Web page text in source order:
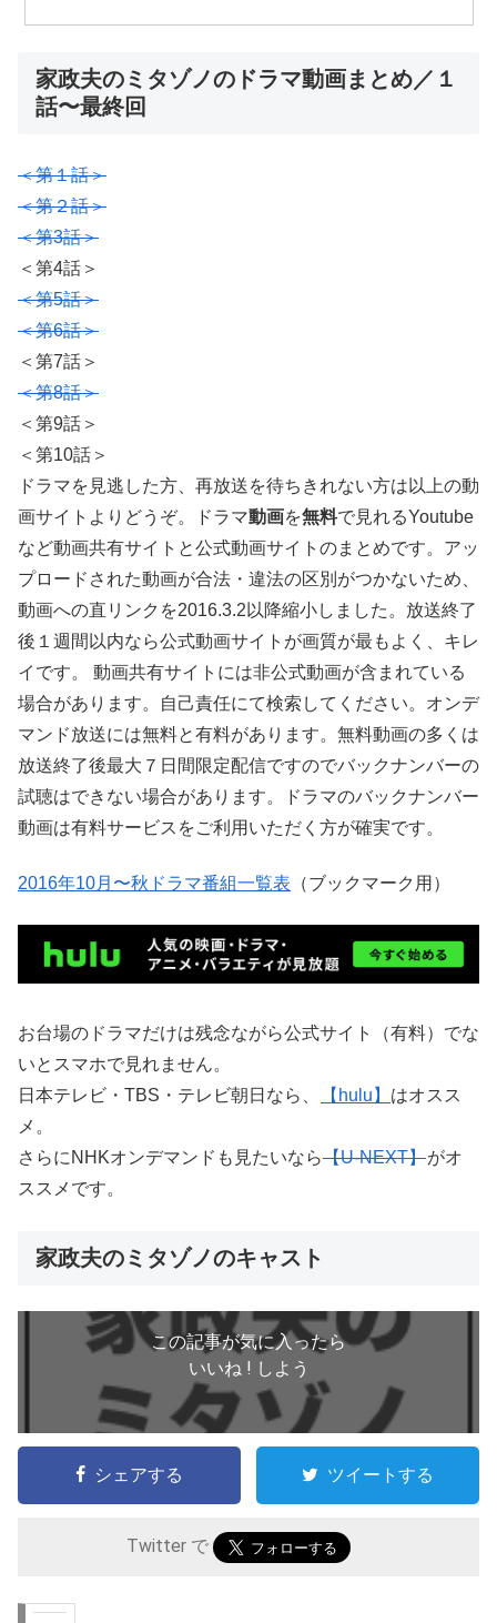
家政夫のミタゾノのドラマ動画まとめ／１
話〜最終回
＜第１話＞
＜第２話＞
＜第3話＞
＜第4話＞
＜第5話＞
＜第6話＞
＜第7話＞
＜第8話＞
＜第9話＞
＜第10話＞
ドラマを見逃した方、再放送を待ちきれない方は以上の動
画サイトよりどうぞ。ドラマ動画を無料で見れるYoutube
など動画共有サイトと公式動画サイトのまとめです。アッ
プロードされた動画が合法・違法の区別がつかないため、
動画への直リンクを2016.3.2以降縮小しました。放送終了
後１週間以内なら公式動画サイトが画質が最もよく、キレ
イです。 動画共有サイトには非公式動画が含まれている
場合があります。自己責任にて検索してください。オンデ
マンド放送には無料と有料があります。無料動画の多くは
放送終了後最大７日間限定配信ですのでバックナンバーの
試聴はできない場合があります。ドラマのバックナンバー
動画は有料サービスをご利用いただく方が確実です。
2016年10月〜秋ドラマ番組一覧表 （ブックマーク用）
お台場のドラマだけは残念ながら公式サイト（有料）でな
いとスマホで見れません。
日本テレビ・TBS・テレビ朝日なら、
【hulu】 はオスス
メ。
さらにNHKオンデマンドも見たいなら【U-NEXT】がオ
ススメです。
家政夫のミタゾノのキャスト
この記事が気に入ったら
いいね ! しよう
シェアする ツイートする
Twitter で